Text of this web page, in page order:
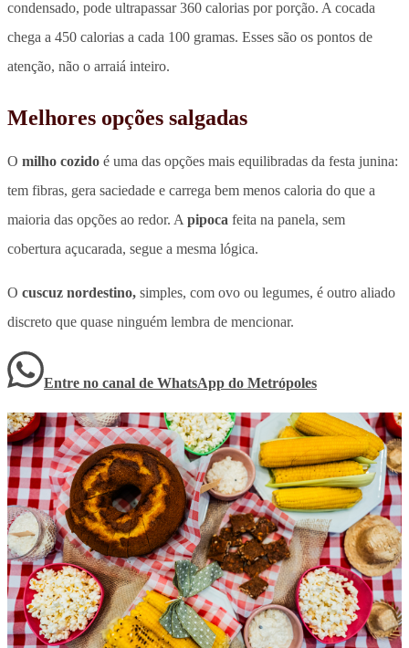
condensado, pode ultrapassar 360 calorias por porção. A cocada
chega a 450 calorias a cada 100 gramas. Esses são os pontos de
atenção, não o arraiá inteiro.
Melhores opções salgadas
O milho cozido é uma das opções mais equilibradas da festa junina:
tem fibras, gera saciedade e carrega bem menos caloria do que a
maioria das opções ao redor. A pipoca feita na panela, sem
cobertura açucarada, segue a mesma lógica.
O cuscuz nordestino, simples, com ovo ou legumes, é outro aliado
discreto que quase ninguém lembra de mencionar.
Entre no canal de WhatsApp do Metrópoles